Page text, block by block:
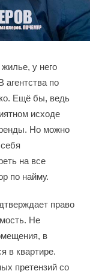
у него
агентства по
Ещё бы, ведь
исходе
Но можно
на все
по найму.
право
Не
в
в квартире.
претензий со